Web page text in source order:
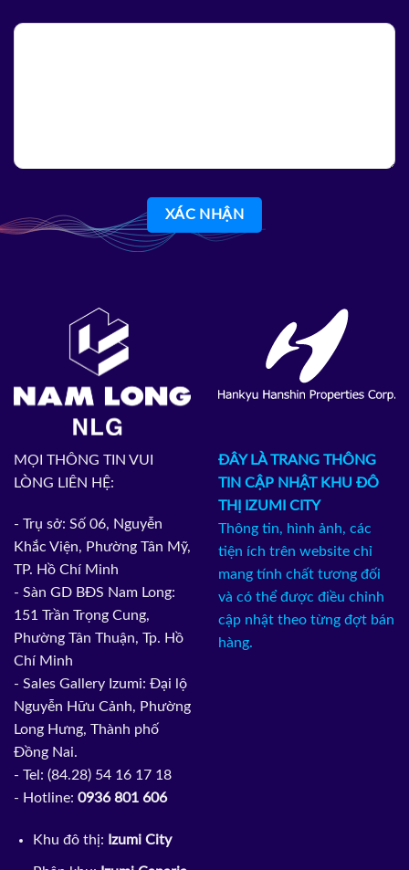
MỌI THÔNG TIN VUI
LÒNG LIÊN HỆ:
- Trụ sở: Số 06, Nguyễn
Khắc Viện, Phường Tân Mỹ,
TP. Hồ Chí Minh
- Sàn GD BĐS Nam Long:
151 Trần Trọng Cung,
Phường Tân Thuận, Tp. Hồ
Chí Minh
- Sales Gallery Izumi: Đại lộ
Nguyễn Hữu Cảnh, Phường
Long Hưng, Thành phố
Đồng Nai.
- Tel: (84.28) 54 16 17 18
- Hotline: 0936 801 606
Khu đô thị: Izumi City
ĐÂY LÀ TRANG THÔNG
TIN CẬP NHẬT KHU ĐÔ
THỊ IZUMI CITY
Thông tin, hình ảnh, các
tiện ích trên website chỉ
mang tính chất tương đối
và có thể được điều chỉnh
cập nhật theo từng đợt bán
hàng.